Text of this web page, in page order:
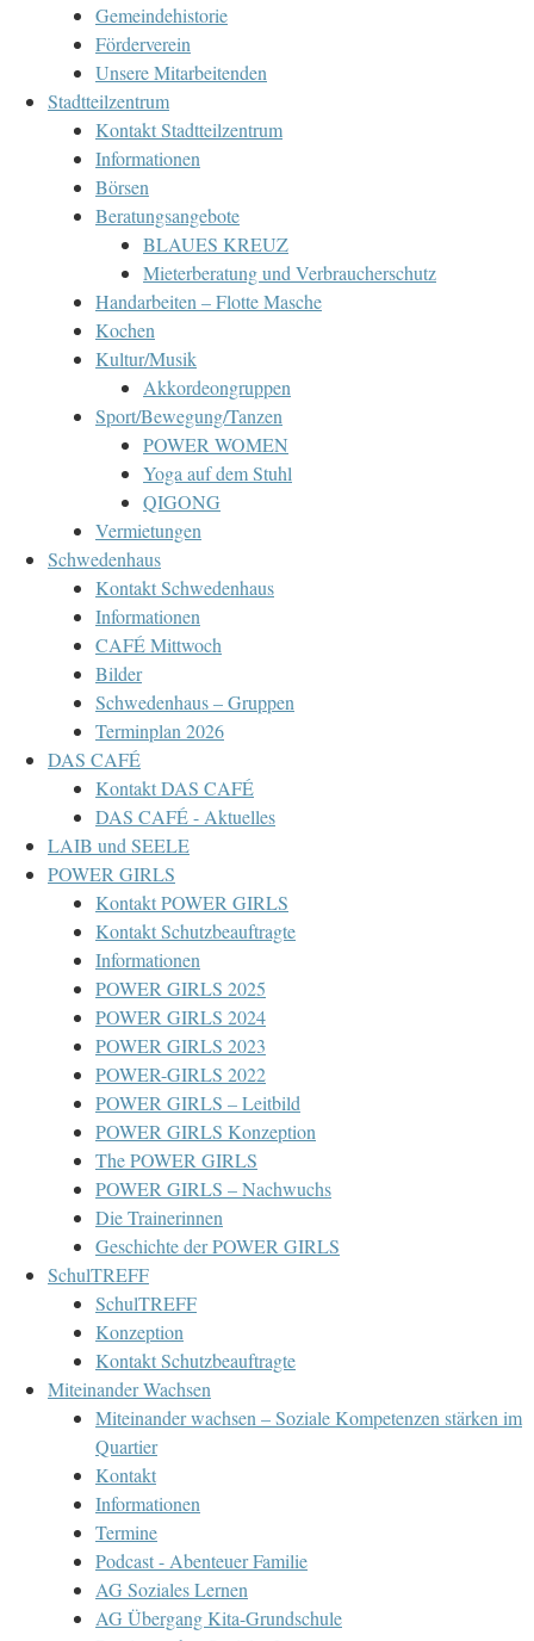
Gemeindehistorie
Förderverein
Unsere Mitarbeitenden
Stadtteilzentrum
Kontakt Stadtteilzentrum
Informationen
Börsen
Beratungsangebote
BLAUES KREUZ
Mieterberatung und Verbraucherschutz
Handarbeiten – Flotte Masche
Kochen
Kultur/Musik
Akkordeongruppen
Sport/Bewegung/Tanzen
POWER WOMEN
Yoga auf dem Stuhl
QIGONG
Vermietungen
Schwedenhaus
Kontakt Schwedenhaus
Informationen
CAFÉ Mittwoch
Bilder
Schwedenhaus – Gruppen
Terminplan 2026
DAS CAFÉ
Kontakt DAS CAFÉ
DAS CAFÉ - Aktuelles
LAIB und SEELE
POWER GIRLS
Kontakt POWER GIRLS
Kontakt Schutzbeauftragte
Informationen
POWER GIRLS 2025
POWER GIRLS 2024
POWER GIRLS 2023
POWER-GIRLS 2022
POWER GIRLS – Leitbild
POWER GIRLS Konzeption
The POWER GIRLS
POWER GIRLS – Nachwuchs
Die Trainerinnen
Geschichte der POWER GIRLS
SchulTREFF
SchulTREFF
Konzeption
Kontakt Schutzbeauftragte
Miteinander Wachsen
Miteinander wachsen – Soziale Kompetenzen stärken im
Quartier
Kontakt
Informationen
Termine
Podcast - Abenteuer Familie
AG Soziales Lernen
AG Übergang Kita-Grundschule